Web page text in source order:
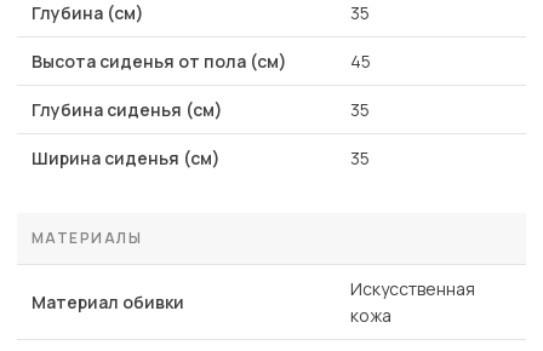
Глубина (см) 35
Высота сиденья от пола (см) 45
Глубина сиденья (см) 35
Ширина сиденья (см) 35
МАТЕРИАЛЫ
Материал обивки
Искусственная
кожа